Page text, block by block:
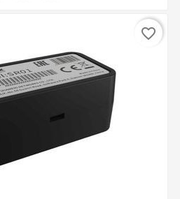
favorite_border